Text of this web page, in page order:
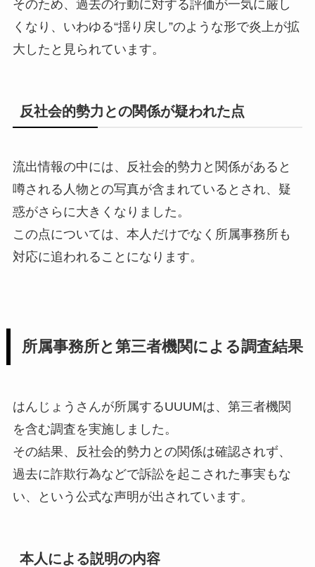
そのため、過去の行動に対する評価が一気に厳し
くなり、いわゆる“揺り戻し”のような形で炎上が拡
大したと見られています。
反社会的勢力との関係が疑われた点
流出情報の中には、反社会的勢力と関係があると
噂される人物との写真が含まれているとされ、疑
惑がさらに大きくなりました。
この点については、本人だけでなく所属事務所も
対応に追われることになります。
所属事務所と第三者機関による調査結果
はんじょうさんが所属するUUUMは、第三者機関
を含む調査を実施しました。
その結果、反社会的勢力との関係は確認されず、
過去に詐欺行為などで訴訟を起こされた事実もな
い、という公式な声明が出されています。
本人による説明の内容